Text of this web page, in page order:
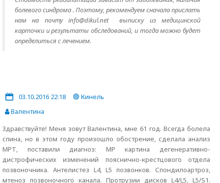
болевого синдрома . Поэтому, рекомендуем сначала прислать
нам на почту info@dikul.net выписку из медицинской
карточки и результаты обследований, и тогда можно будет
определиться с лечением.
03.10.2016 22:18
Кинель
Валентина
Здравствуйте! Меня зовут Валентина, мне 61 год. Всегда болела
спина, но в этом году произошло обострение, сделала анализ
МРТ, поставили диагноз: МР картина дегенеративно-
дистрофических изменений пояснично-крестцового отдела
позвоночника. Антелистез L4, L5 позвонков. Спондилоартроз,
мтеноз позвоночного канала. Протрузии дисков L4/L5, L5/S1.